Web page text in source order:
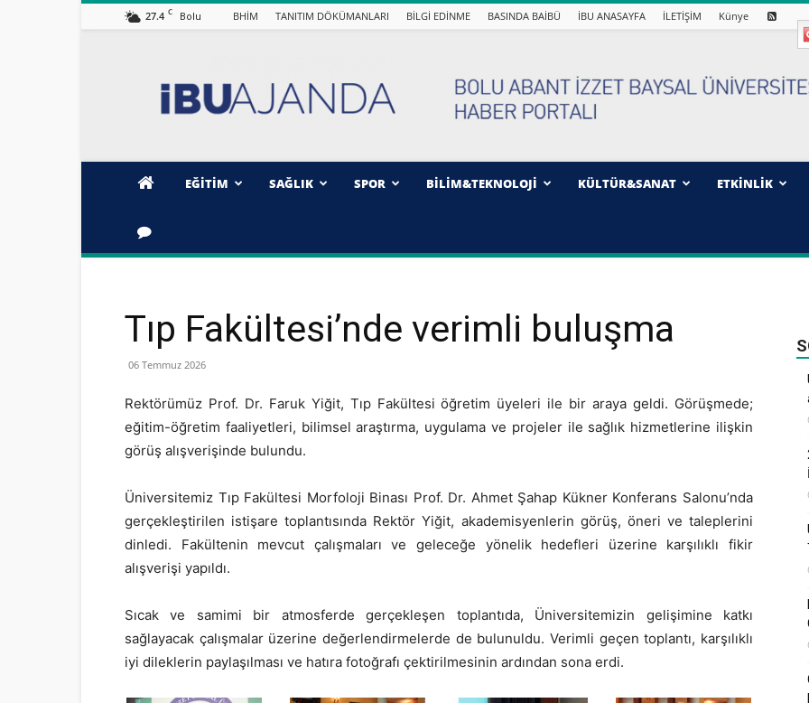
27.4 C Bolu BHİM TANITIM DÖKÜMANLARI BİLGİ EDİNME BASINDA BAİBÜ İBU ANASAYFA İLETİŞİM Künye
EĞİTİM SAĞLIK SPOR BİLİM&TEKNOLOJİ KÜLTÜR&SANAT ETKİNLİK
Tıp Fakültesi’nde verimli buluşma
06 Temmuz 2026
Rektörümüz Prof. Dr. Faruk Yiğit, Tıp Fakültesi öğretim üyeleri ile bir araya geldi. Görüşmede;
eğitim-öğretim faaliyetleri, bilimsel araştırma, uygulama ve projeler ile sağlık hizmetlerine ilişkin
görüş alışverişinde bulundu.
Üniversitemiz Tıp Fakültesi Morfoloji Binası Prof. Dr. Ahmet Şahap Kükner Konferans Salonu’nda
gerçekleştirilen istişare toplantısında Rektör Yiğit, akademisyenlerin görüş, öneri ve taleplerini
dinledi. Fakültenin mevcut çalışmaları ve geleceğe yönelik hedefleri üzerine karşılıklı fikir
alışverişi yapıldı.
Sıcak ve samimi bir atmosferde gerçekleşen toplantıda, Üniversitemizin gelişimine katkı
sağlayacak çalışmalar üzerine değerlendirmelerde de bulunuldu. Verimli geçen toplantı, karşılıklı
iyi dileklerin paylaşılması ve hatıra fotoğrafı çektirilmesinin ardından sona erdi.